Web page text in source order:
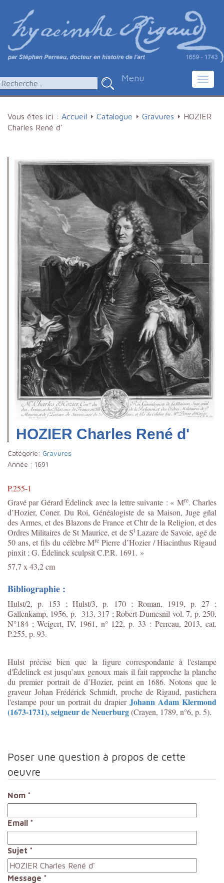
Menu
Vous êtes ici : Accueil Catalogue Gravures
HOZIER
Charles René d'
HOZIER Charles René d'
Catégorie: Gravures
Année : 1691
P.255-1
Gravé par Gérard Édelinck avec la lettre suivante : « Mre. Charles
d’Hozier, Coner. Du Roi, Généalogiste de sa Maison, Juge gñal
des Armes, et des Blazons de France et Chtr de la Religion, et des
Ordres Militaires de St Maurice, et de StLazare de Savoie, agé de
50 ans, et fils du célèbre Mre Pierre d’Hozier / Hiacinthus Rigaud
pinxit ; G. Édelinck sculpsit C.P.R. 1691. »
57,7 x 43,2 cm
Bibliographie :
Hulst/2, p. 153 ; Hulst/3, p. 170 ; Roman, 1919, p. 27 ;
Gallenkamp, 1956, p. 313, 317 ; Robert-Dumesnil vol. 7, p. 250,
N°184 ; Weigert, IV, 1961, n° 122, p. 33 : Perreau, 2013, cat.
P.255, p. 93.
Hulst précise bien que la figure correspondante à l'estampe
d'Édelinck est jusqu’aux genoux mais il fait rapproche la planche
du premier portrait de d’Hozier, peint en 1686. Notons que le
graveur Johan Frédérick Schmidt, proche de Rigaud, pastichera
l'estampe pour un portrait du drapier Johann Adam Klermond
(1673-1731), seigneur de Neuerburg(Crayen, 1789, n°6, p. 5).
Poser une question à propos de cette
oeuvre
Nom *
Email *
Sujet *
Message *